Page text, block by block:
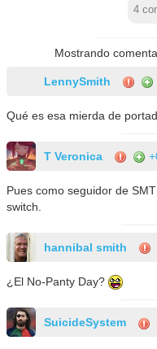
4
Mostrando
LennySmith
Qué es esa mierda de
T Veronica
Pues como seguidor de
switch.
hannibal smith
¿El No-Panty Day?
SuicideSystem